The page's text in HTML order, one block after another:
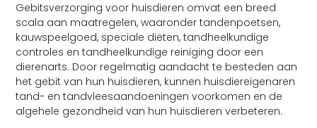
Gebitsverzorging voor huisdieren omvat een breed
scala aan maatregelen, waaronder tandenpoetsen,
kauwspeelgoed, speciale diëten, tandheelkundige
controles en tandheelkundige reiniging door een
dierenarts. Door regelmatig aandacht te besteden aan
het gebit van hun huisdieren, kunnen huisdiereigenaren
tand- en tandvleesaandoeningen voorkomen en de
algehele gezondheid van hun huisdieren verbeteren.